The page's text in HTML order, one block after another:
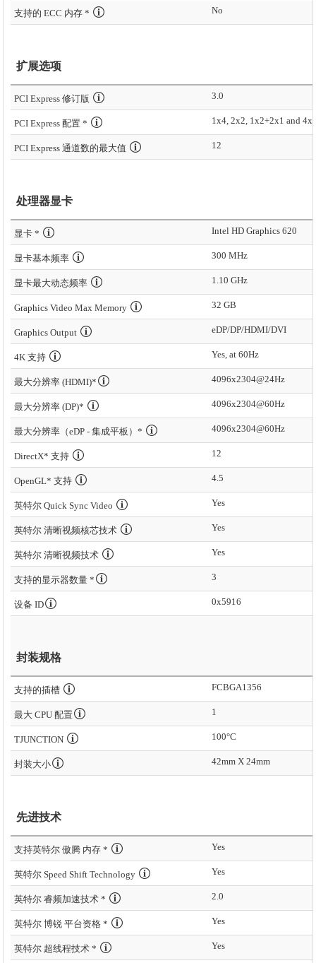
支持的 ECC 内存 * No
扩展选项
PCI Express 修订版 3.0
PCI Express 配置 * 1x4, 2x2, 1x2+2x1 and
PCI Express 通道数的最大值 12
处理器显卡
显卡 * Intel HD Graphics 620
显卡基本频率 300 MHz
显卡最大动态频率 1.10 GHz
Graphics Video Max Memory 32 GB
Graphics Output eDP/DP/HDMI/DVI
4K 支持 Yes, at 60Hz
最大分辨率 (HDMI)* 4096x2304@24Hz
最大分辨率 (DP)* 4096x2304@60Hz
最大分辨率（eDP - 集成平板）* 4096x2304@60Hz
DirectX* 支持 12
OpenGL* 支持 4.5
英特尔 Quick Sync Video Yes
英特尔 清晰视频核芯技术 Yes
英特尔 清晰视频技术 Yes
支持的显示器数量 * 3
设备 ID 0x5916
封装规格
支持的插槽 FCBGA1356
最大 CPU 配置 1
TJUNCTION 100°C
封装大小 42mm X 24mm
先进技术
支持英特尔 傲腾 内存 * Yes
英特尔 Speed Shift Technology Yes
英特尔 睿频加速技术 * 2.0
英特尔 博锐 平台资格 * Yes
英特尔 超线程技术 * Yes